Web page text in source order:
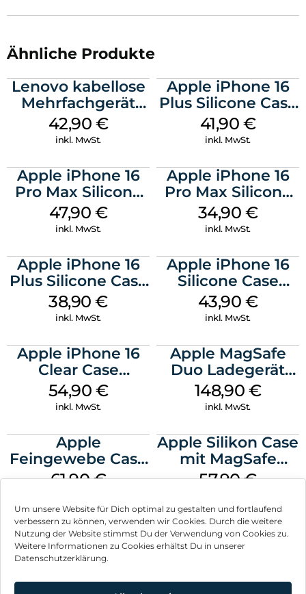
Um unsere Website für Dich optimal zu gestalten und fortlaufend
verbessern zu können, verwenden wir Cookies. Durch die weitere
Nutzung der Website stimmst Du der Verwendung von Cookies zu.
Weitere Informationen zu Cookies erhältst Du in unserer
Datenschutzerklärung.
Ähnliche Produkte
Lenovo kabellose
Mehrfachgerät
Luna Grey
42,90 €
inkl. MwSt.
Apple iPhone 16
Plus Silicone Case
MagSafe Stone
Gray
41,90 €
inkl. MwSt.
Apple iPhone 16
Pro Max Silicone
Case MagSafe
Black
47,90 €
inkl. MwSt.
Apple iPhone 16
Pro Max Silicone
Case MagSafe
Denim
34,90 €
inkl. MwSt.
Apple iPhone 16
Plus Silicone Case
MagSafe Denim
38,90€
inkl. MwSt.
Apple iPhone 16
Silicone Case
MagSafe Plum
43,90 €
inkl. MwSt.
Apple iPhone 16
Clear Case
MagSafe
Transparent
54,90 €
inkl. MwSt.
Apple MagSafe
Duo Ladegerät
Weiß
148,90 €
inkl. MwSt.
Apple
Feingewebe Case
iPhone 15 Pro
61,90€
Apple Silikon Case
mit MagSafe
iPhone 14 Pro
57,90€